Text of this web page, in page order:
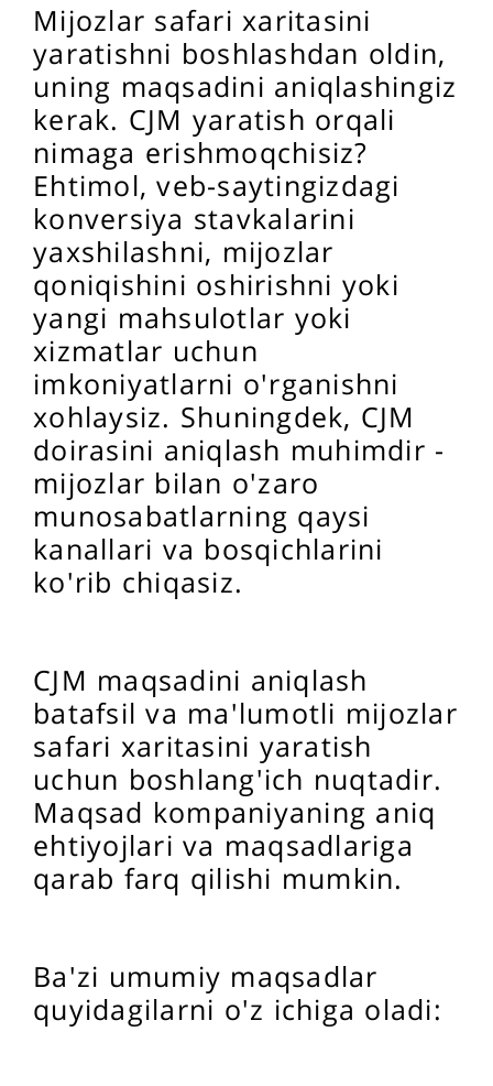
Mijozlar safari xaritasini
yaratishni boshlashdan oldin,
uning maqsadini aniqlashingiz
kerak. CJM yaratish orqali
nimaga erishmoqchisiz?
Ehtimol, veb-saytingizdagi
konversiya stavkalarini
yaxshilashni, mijozlar
qoniqishini oshirishni yoki
yangi mahsulotlar yoki
xizmatlar uchun
imkoniyatlarni o'rganishni
xohlaysiz. Shuningdek, CJM
doirasini aniqlash muhimdir -
mijozlar bilan o'zaro
munosabatlarning qaysi
kanallari va bosqichlarini
ko'rib chiqasiz.
CJM maqsadini aniqlash
batafsil va ma'lumotli mijozlar
safari xaritasini yaratish
uchun boshlang'ich nuqtadir.
Maqsad kompaniyaning aniq
ehtiyojlari va maqsadlariga
qarab farq qilishi mumkin.
Ba'zi umumiy maqsadlar
quyidagilarni o'z ichiga oladi: